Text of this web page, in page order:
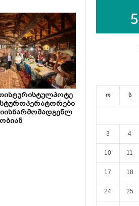
ო ს
3 4
10 11
17 18
24 25